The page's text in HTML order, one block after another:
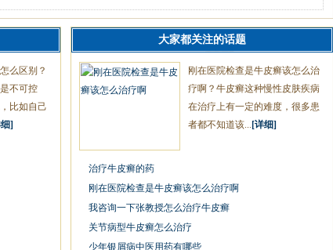
么区别？
不可控
比如自己
]
大家都关注的话题
刚在医院检查是牛皮癣该怎么治
疗啊？牛皮癣这种慢性皮肤疾病
在治疗上有一定的难度，很多患
者都不知道该... [详细]
治疗牛皮癣的药
刚在医院检查是牛皮癣该怎么治疗啊
我咨询一下张教授怎么治疗牛皮癣
关节病型牛皮癣怎么治疗
少年银屑病中医用药有哪些